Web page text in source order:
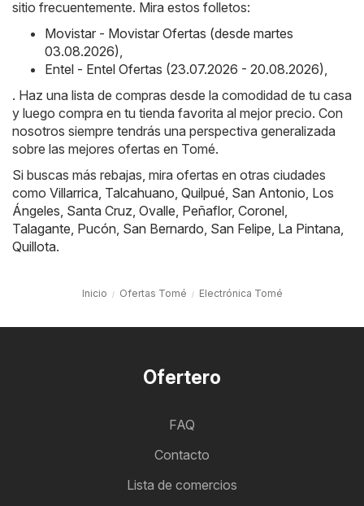
sitio frecuentemente. Mira estos folletos:
Movistar - Movistar Ofertas (desde martes
03.08.2026),
Entel - Entel Ofertas (23.07.2026 - 20.08.2026),
. Haz una lista de compras desde la comodidad de tu casa
y luego compra en tu tienda favorita al mejor precio. Con
nosotros siempre tendrás una perspectiva generalizada
sobre las mejores ofertas en Tomé.
Si buscas más rebajas, mira ofertas en otras ciudades
como Villarrica, Talcahuano, Quilpué, San Antonio, Los
Ángeles, Santa Cruz, Ovalle, Peñaflor, Coronel,
Talagante, Pucón, San Bernardo, San Felipe, La Pintana,
Quillota.
Inicio Ofertas Tomé Electrónica Tomé
Ofertero
FAQ
Contacto
Lista de comercios